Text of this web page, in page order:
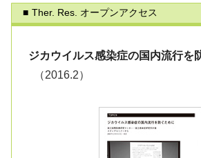
Ther. Res. オープンアクセス
ジカウイルス感染症の国内流行を
（2016.2）